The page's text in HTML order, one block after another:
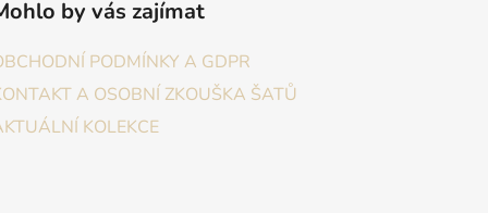
by vás zajímat
PODMÍNKY A GDPR
A OSOBNÍ ZKOUŠKA ŠATŮ
KOLEKCE